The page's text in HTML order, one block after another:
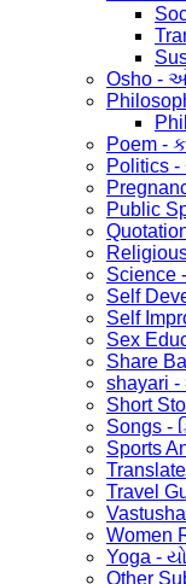
Osho -
Poem -
Politics
Public
Religious
Science
Self
Self
Sex
Share
shayari -
Short
Songs -
Sports
Travel
Women
Yoga -
Other